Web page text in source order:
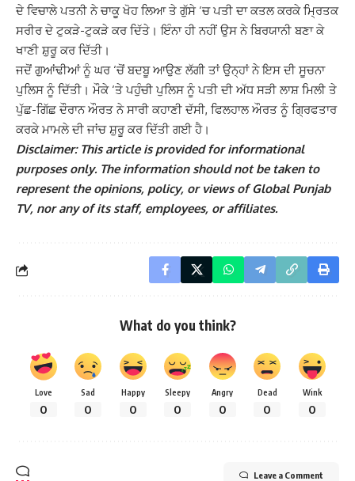
ਦੇ ਵਿਚਾਲੇ ਪਤਨੀ ਨੇ ਚਾਕੂ ਖੋਹ ਲਿਆ ਤੇ ਗੁੱਸੇ ‘ਚ ਪਤੀ ਦਾ ਕਤਲ ਕਰਕੇ ਮ੍ਰਿਤਕ
ਸਰੀਰ ਦੇ ਟੁਕੜੇ-ਟੁਕੜੇ ਕਰ ਦਿੱਤੇ। ਇੰਨਾ ਹੀ ਨਹੀਂ ਉਸ ਨੇ ਬਿਰਯਾਨੀ ਬਣਾ ਕੇ
ਖਾਣੀ ਸ਼ੁਰੂ ਕਰ ਦਿੱਤੀ।
ਜਦੋਂ ਗੁਆਂਢੀਆਂ ਨੂੰ ਘਰ ‘ਚੋਂ ਬਦਬੂ ਆਉਣ ਲੱਗੀ ਤਾਂ ਉਨ੍ਹਾਂ ਨੇ ਇਸ ਦੀ ਸੂਚਨਾ
ਪੁਲਿਸ ਨੂੰ ਦਿੱਤੀ। ਮੌਕੇ ‘ਤੇ ਪਹੁੰਚੀ ਪੁਲਿਸ ਨੂੰ ਪਤੀ ਦੀ ਅੱਧ ਸੜੀ ਲਾਸ਼ ਮਿਲੀ ਤੇ
ਪੁੱਛ-ਗਿੱਛ ਦੌਰਾਨ ਔਰਤ ਨੇ ਸਾਰੀ ਕਹਾਣੀ ਦੱਸੀ, ਫਿਲਹਾਲ ਔਰਤ ਨੂੰ ਗ੍ਰਿਫਤਾਰ
ਕਰਕੇ ਮਾਮਲੇ ਦੀ ਜਾਂਚ ਸ਼ੁਰੂ ਕਰ ਦਿੱਤੀ ਗਈ ਹੈ।
Disclaimer: This article is provided for informational
purposes only. The information should not be taken to
represent the opinions, policy, or views of Global Punjab
TV, nor any of its staff, employees, or affiliates.
What do you think?
Love
0
Sad
0
Happy
0
Sleepy
0
Angry
0
Dead
0
Wink
0
Leave a Comment